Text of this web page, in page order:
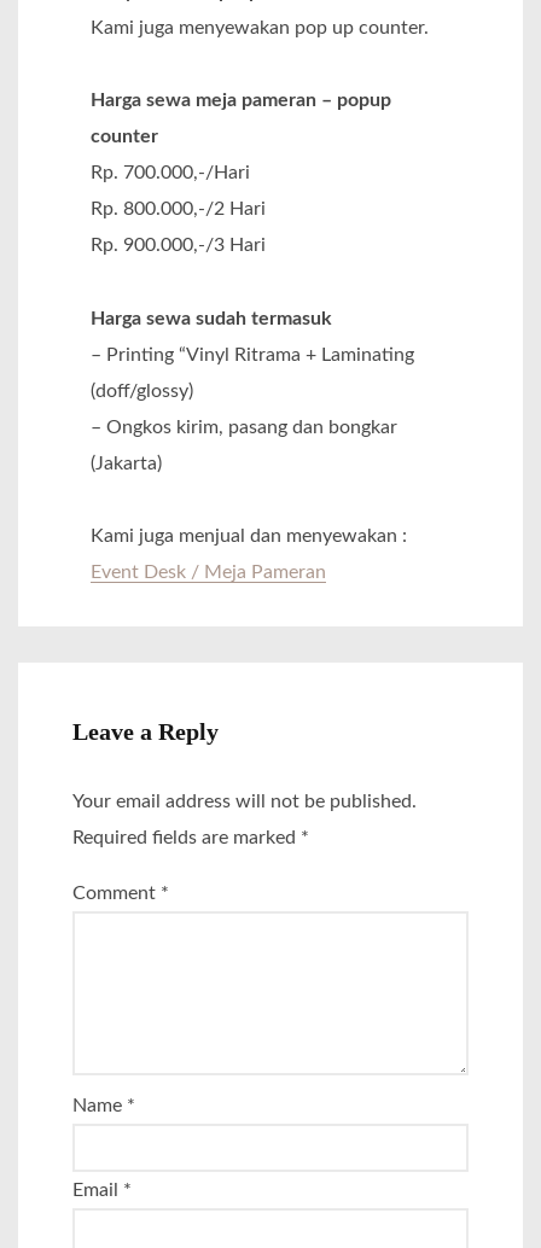
Kami juga menyewakan pop up counter.
Harga sewa meja pameran – popup
counter
Rp. 700.000,-/Hari
Rp. 800.000,-/2 Hari
Rp. 900.000,-/3 Hari
Harga sewa sudah termasuk
– Printing “Vinyl Ritrama + Laminating
(doff/glossy)
– Ongkos kirim, pasang dan bongkar
(Jakarta)
Kami juga menjual dan menyewakan :
Event Desk / Meja Pameran
Leave a Reply
Your email address will not be published.
Required fields are marked *
Comment *
Name *
Email *